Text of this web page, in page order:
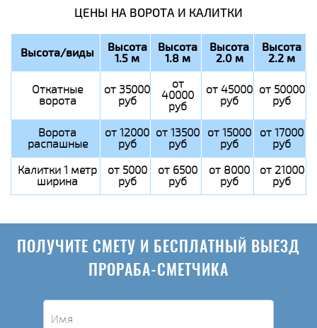
ЦЕНЫ НА ВОРОТА И КАЛИТКИ
Высота/виды Высота
1.5 м
Высота
1.8 м
Высота
2.0 м
Высота
2.2 м
Откатные
ворота
от 35000
руб
от
40000
руб
от 45000
руб
от 50000
руб
Ворота
распашные
от 12000
руб
от 13500
руб
от 15000
руб
от 17000
руб
Калитки 1 метр
ширина
от 5000
руб
от 6500
руб
от 8000
руб
от 21000
руб
ПОЛУЧИТЕ СМЕТУ И БЕСПЛАТНЫЙ ВЫЕЗД
ПРОРАБА-СМЕТЧИКА